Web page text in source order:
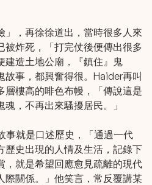
」，再徐徐道出，當時很多人來
被炸死，「打完仗後便傳出很多
建造土地公廟，『鎮住』鬼
故事，都興奮得很。Haider再叫
層樓高的啡色布幔，「傳說這是
，不再出來騷擾居民。」
事就是口述歷史，「通過一代
歷史出現的人情及生活，記錄下
，就是希望回應愈見疏離的現代
際關係。」他笑言，常反覆講某